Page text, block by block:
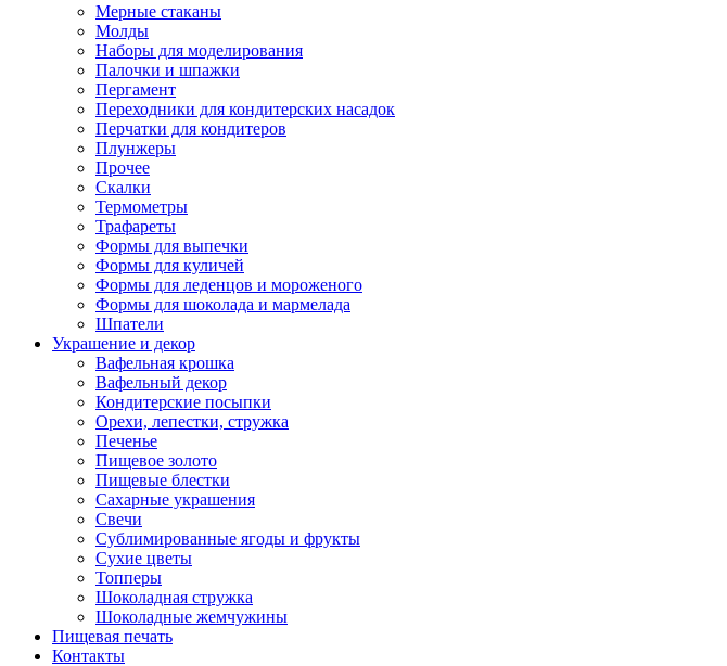
Мерные стаканы
Молды
Наборы для моделирования
Палочки и шпажки
Пергамент
Переходники для кондитерских насадок
Перчатки для кондитеров
Плунжеры
Прочее
Скалки
Термометры
Трафареты
Формы для выпечки
Формы для куличей
Формы для леденцов и мороженого
Формы для шоколада и мармелада
Шпатели
Украшение и декор
Вафельная крошка
Вафельный декор
Кондитерские посыпки
Орехи, лепестки, стружка
Печенье
Пищевое золото
Пищевые блестки
Сахарные украшения
Свечи
Сублимированные ягоды и фрукты
Сухие цветы
Топперы
Шоколадная стружка
Шоколадные жемчужины
Пищевая печать
Контакты